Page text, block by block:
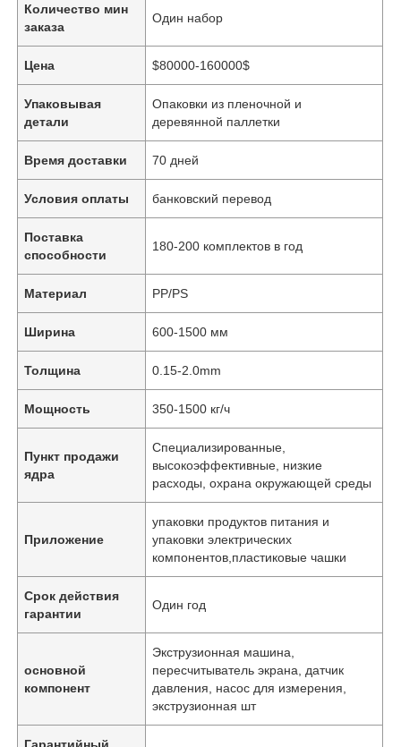
Количество мин
заказа
Один набор
Цена $80000-160000$
Упаковывая
детали
Опаковки из пленочной и
деревянной паллетки
Время доставки 70 дней
Условия оплаты банковский перевод
Поставка
способности
180-200 комплектов в год
Материал PP/PS
Ширина 600-1500 мм
Толщина 0.15-2.0mm
Мощность 350-1500 кг/ч
Пункт продажи
ядра
Специализированные,
высокоэффективные, низкие
расходы, охрана окружающей среды
Приложение
упаковки продуктов питания и
упаковки электрических
компонентов,пластиковые чашки
Срок действия
гарантии
Один год
основной
компонент
Экструзионная машина,
пересчитыватель экрана, датчик
давления, насос для измерения,
экструзионная шт
Гарантийный